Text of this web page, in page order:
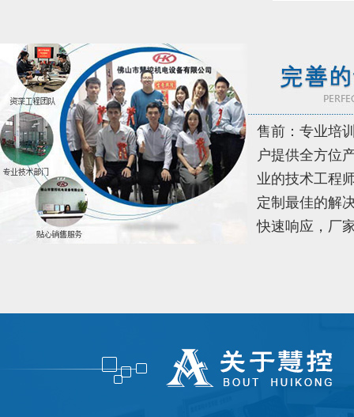
售前：专业培
户提供全方位
业的技术工程
定制最佳的解
快速响应，厂